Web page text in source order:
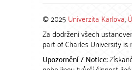
© 2025 Univerzita Karlova,
Za dodržení všech
part of Charles University
Upozornění / Notice: